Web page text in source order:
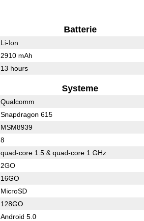
Batterie
Li-Ion
2910 mAh
13 hours
Systeme
Qualcomm
Snapdragon 615
MSM8939
8
quad-core 1.5 & quad-core 1 GHz
2GO
16GO
MicroSD
128GO
Android 5.0